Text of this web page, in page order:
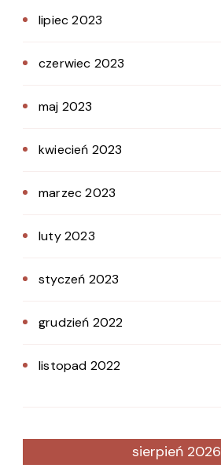
lipiec 2023
czerwiec 2023
maj 2023
kwiecień 2023
marzec 2023
luty 2023
styczeń 2023
grudzień 2022
listopad 2022
sierpień 2026